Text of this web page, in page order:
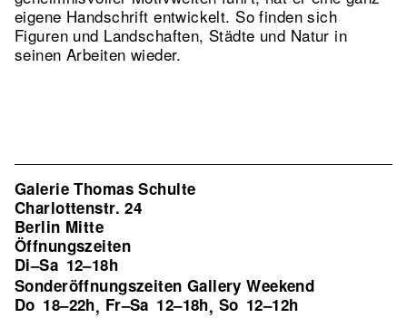
eigene Handschrift entwickelt. So finden sich
Figuren und Landschaften, Städte und Natur in
seinen Arbeiten wieder.
Galerie Thomas Schulte
Charlottenstr. 24
Berlin Mitte
Öffnungszeiten
Di–Sa 12–18h
Sonderöffnungszeiten Gallery Weekend
Do 18–22h, Fr–Sa 12–18h, So 12–12h